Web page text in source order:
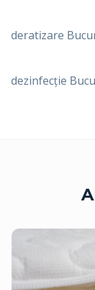
deratizare
dezinfecție